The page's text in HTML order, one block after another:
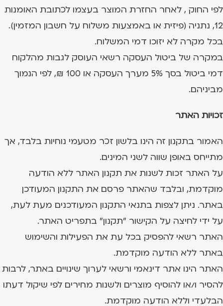
לפי החוק , לאחר החזרת המוצר בעצמו לכתובת האומנות
12, נתניה (פיזית או באמצעות משלוח על חשבון המזמין).
בכל מקרה לא יזוכו דמי המשלוח.
במקרה של ביטול העסקה רשאי העוסק לגבות מהלקוח
דמי ביטול בסך 5% מערך העסקה או 100 ₪, לפי הנמוך
מביניהם.
זכויות האתר
האמור בתקנון זה הינו בלשון זכר מטעמי נוחיות בלבד, אך
מתייחס באופן שווה לשני המינים.
על האתר זכות לשנות את תקנון האתר ללא הודעה
מוקדמת, ובלבד שהאתר פרסם את התקנון המעודכן
באתר. ניתן לצפות בתנאי התקנון המעודכנים מעת לעת,
על ידי לחיצה על הקישור "תקנון" בתפריט האתר.
האתר רשאי להפסיק בכל עת את הפעילות והשימוש
באתר ללא הודעה מוקדמת.
האתר הינו אתר דינאמי ורשאי לערוך שינויים באתר, לרבות
להסיר ו/או להוסיף מוצרים ולשנות מחירים לפי שיקול דעתו
הבלעדי וללא הודעה מוקדמת.